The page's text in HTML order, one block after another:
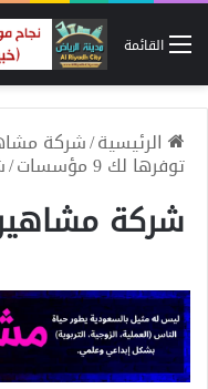
القائمة
الرئيسية/شركة
توفرها لك 9 مؤسسات /
شركة